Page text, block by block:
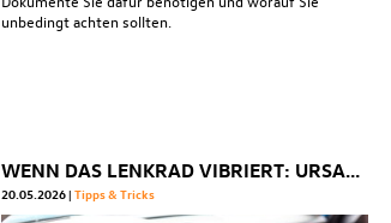
unbedingt achten sollten.
WENN DAS LENKRAD VIBRIERT: URSACHEN, RISIKEN UND WAS JETZT ZU TUN IST
20.05.2026 Tipps & Tricks